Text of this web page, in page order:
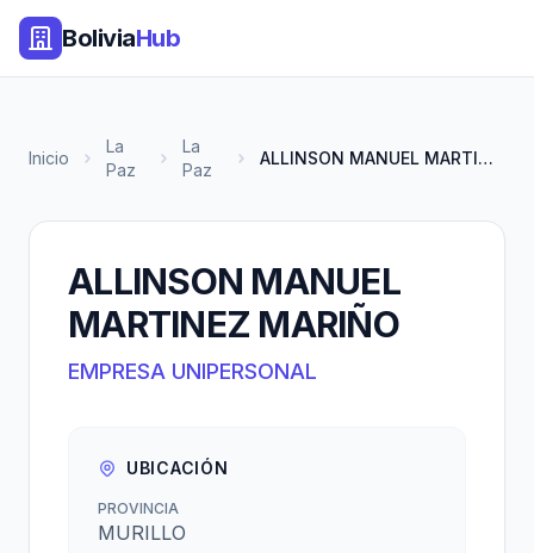
BoliviaHub
Inicio
La
Paz
La
Paz
ALLINSON MANUEL MARTINEZ MARIÑ...
ALLINSON MANUEL
MARTINEZ MARIÑO
EMPRESA UNIPERSONAL
UBICACIÓN
PROVINCIA
MURILLO